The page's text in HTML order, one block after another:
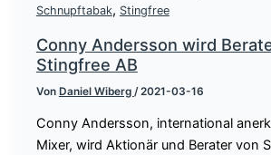
Schnupftabak, Stingfree
Conny Andersson wird
Stingfree AB
Von Daniel Wiberg /2021-03-16
Conny Andersson, international
Mixer, wird Aktionär und Berater von